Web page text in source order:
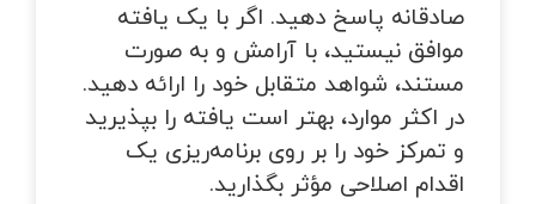
صادقانه پاسخ دهید. اگر با یک یافته
موافق نیستید، با آرامش و به صورت
مستند، شواهد متقابل خود را ارائه دهید.
در اکثر موارد، بهتر است یافته را بپذیرید
و تمرکز خود را بر روی برنامه‌ریزی یک
اقدام اصلاحی مؤثر بگذارید.